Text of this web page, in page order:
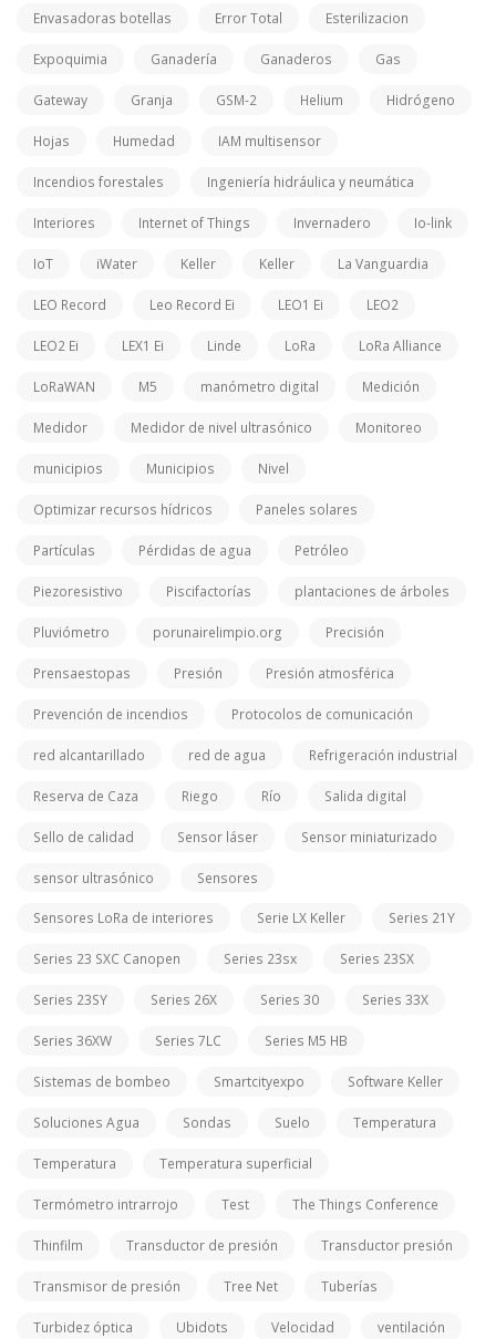
Envasadoras botellas Error Total Esterilizacion
Expoquimia Ganadería Ganaderos Gas
Gateway Granja GSM-2 Helium Hidrógeno
Hojas Humedad IAM multisensor
Incendios forestales Ingeniería hidráulica y neumática
Interiores Internet of Things Invernadero Io-link
IoT iWater Keller Keller La Vanguardia
LEO Record Leo Record Ei LEO1 Ei LEO2
LEO2 Ei LEX1 Ei Linde LoRa LoRa Alliance
LoRaWAN M5 manómetro digital Medición
Medidor Medidor de nivel ultrasónico Monitoreo
municipios Municipios Nivel
Optimizar recursos hídricos Paneles solares
Partículas Pérdidas de agua Petróleo
Piezoresistivo Piscifactorías plantaciones de árboles
Pluviómetro porunairelimpio.org Precisión
Prensaestopas Presión Presión atmosférica
Prevención de incendios Protocolos de comunicación
red alcantarillado red de agua Refrigeración industrial
Reserva de Caza Riego Río Salida digital
Sello de calidad Sensor láser Sensor miniaturizado
sensor ultrasónico Sensores
Sensores LoRa de interiores Serie LX Keller Series 21Y
Series 23 SXC Canopen Series 23sx Series 23SX
Series 23SY Series 26X Series 30 Series 33X
Series 36XW Series 7LC Series M5 HB
Sistemas de bombeo Smartcityexpo Software Keller
Soluciones Agua Sondas Suelo Temperatura
Temperatura Temperatura superficial
Termómetro intrarrojo Test The Things Conference
Thinfilm Transductor de presión Transductor presión
Transmisor de presión Tree Net Tuberías
Turbidez óptica Ubidots Velocidad ventilación